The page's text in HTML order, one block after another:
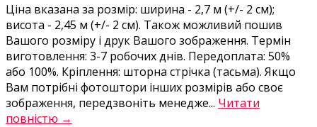
Ціна вказана за розмір: ширина - 2,7 м (+/- 2 см);
висота - 2,45 м (+/- 2 см). Також можливий пошив
Вашого розміру і друк Вашого зображення. Термін
виготовлення: 3-7 робочих днів. Передоплата: 50%
або 100%. Кріплення: шторна стрічка (тасьма). Якщо
Вам потрібні фотоштори інших розмірів або своє
зображення, передзвоніть менедже... Читати
повністю →